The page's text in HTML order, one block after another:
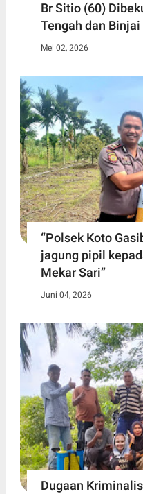
Br Sitio (60)
Tengah ‎dan
Mei 02, 2026
“Polsek Koto
jagung pipil
Mekar Sari”
Juni 04, 2026
Dugaan